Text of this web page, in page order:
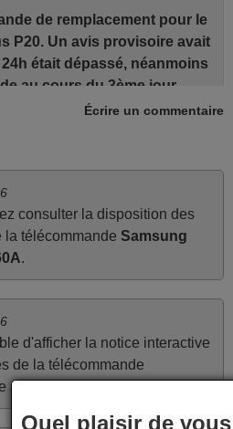
de remplacement pour le
P20. Un avis provisoire avait
était dépassé, néanmoins
au cours du 3ème jour
mon besoin. Concernant la
différentes touches. De
utilisable moyennant
JEAN,
Mario,
Écrire un commentaire
consulter la disposition des
la télécommande Samsung
.
d'afficher la notice interactive
de la télécommande
JEFF ROWLAND Stereo
Quel plaisir de